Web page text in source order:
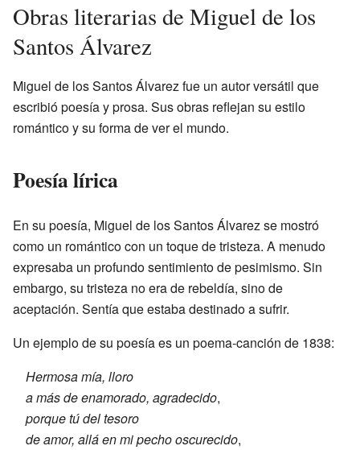
Obras literarias de Miguel de los
Santos Álvarez
Miguel de los Santos Álvarez fue un autor versátil que
escribió poesía y prosa. Sus obras reflejan su estilo
romántico y su forma de ver el mundo.
Poesía lírica
En su poesía, Miguel de los Santos Álvarez se mostró
como un romántico con un toque de tristeza. A menudo
expresaba un profundo sentimiento de pesimismo. Sin
embargo, su tristeza no era de rebeldía, sino de
aceptación. Sentía que estaba destinado a sufrir.
Un ejemplo de su poesía es un poema-canción de 1838:
Hermosa mía, lloro
a más de enamorado, agradecido,
porque tú del tesoro
de amor, allá en mi pecho oscurecido,